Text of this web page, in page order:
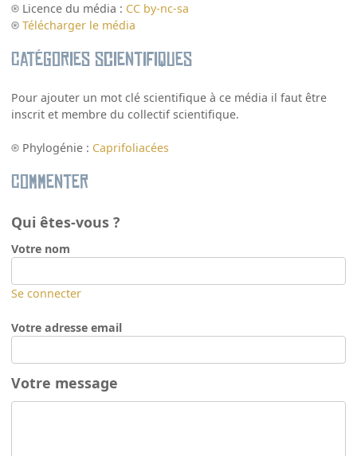
Licence du média : CC by-nc-sa
Télécharger le média
Catégories scientifiques
Pour ajouter un mot clé scientifique à ce média il faut être
inscrit et membre du collectif scientifique.
Phylogénie : Caprifoliacées
Commenter
Qui êtes-vous ?
Votre nom
Se connecter
Votre adresse email
Votre message